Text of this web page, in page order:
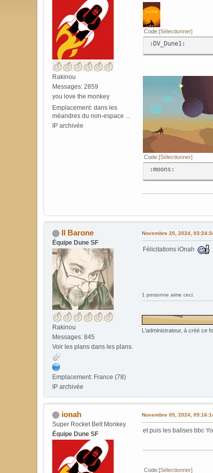
Rakinou
Messages: 2859
you love the monkey
Emplacement: dans les
méandres du non-espace ...
IP archivée
Code Sélectionner
:DV_Dune1:
Code Sélectionner
:moons:
Il Barone
Équipe Dune SF
Rakinou
Messages: 845
Voir les plans dans les plans.
Emplacement: France (78)
IP archivée
Novembre 20, 2024,
Félicitations iOnah
1 personne aime ceci.
L'administrateur, à créé ce
ionah
Super Rocket Belt Monkey
Équipe Dune SF
Novembre 05, 2024,
et puis les balises bbc
Code Sélectionner